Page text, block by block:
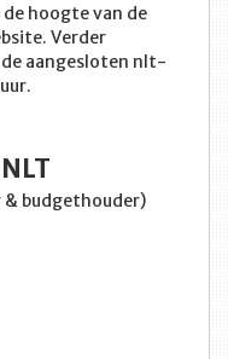
de hoogte van de
Verder
aangesloten nlt-
budgethouder)